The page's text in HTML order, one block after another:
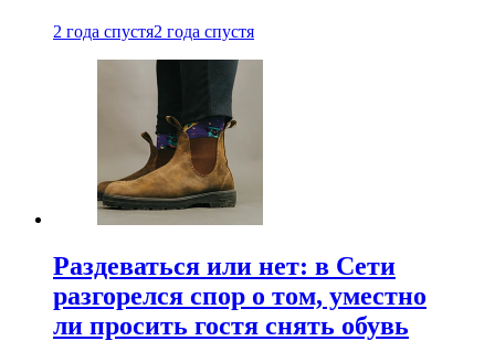
2 года спустя2 года спустя
Раздеваться или нет: в Сети
разгорелся спор о том, уместно
ли просить гостя снять обувь